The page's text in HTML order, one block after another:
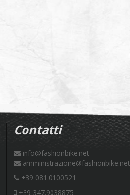
Contatti
info@fashionbike.net
amministrazione@fashionbike.net
+39 081.0100521
+39 347.9038875